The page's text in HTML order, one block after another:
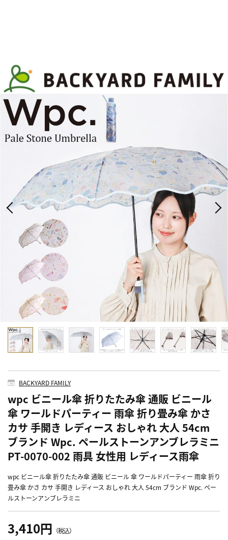
BACKYARD FAMILY
wpc ビニール傘 折りたたみ傘 通販 ビニール
傘 ワールドパーティー 雨傘 折り畳み傘 かさ
カサ 手開き レディース おしゃれ 大人 54cm
ブランド Wpc. ペールストーンアンブレラミニ
PT-0070-002 雨具 女性用 レディース雨傘
wpc ビニール傘 折りたたみ傘 通販 ビニール 傘 ワールドパーティー 雨傘 折り
畳み傘 かさ カサ 手開き レディース おしゃれ 大人 54cm ブランド Wpc. ペー
ルストーンアンブレラミニ
3,410円 （税込）